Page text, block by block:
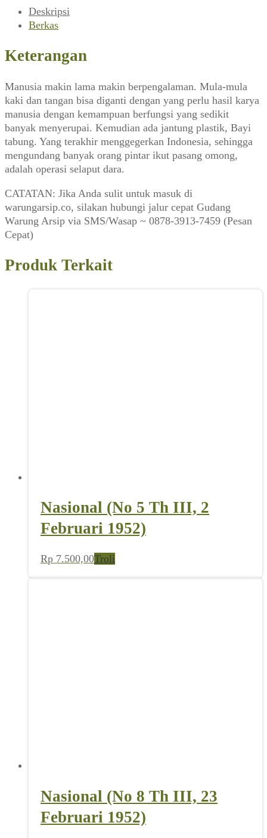
Januari
1984)
Deskripsi
Berkas
Keterangan
Manusia makin lama makin berpengalaman. Mula-mula
kaki dan tangan bisa diganti dengan yang perlu hasil karya
manusia dengan kemampuan berfungsi yang sedikit
banyak menyerupai. Kemudian ada jantung plastik, Bayi
tabung. Yang terakhir menggegerkan Indonesia, sehingga
mengundang banyak orang pintar ikut pasang omong,
adalah operasi selaput dara.
CATATAN: Jika Anda sulit untuk masuk di
warungarsip.co, silakan hubungi jalur cepat Gudang
Warung Arsip via SMS/Wasap ~ 0878-3913-7459 (Pesan
Cepat)
Produk Terkait
Nasional (No 5 Th III, 2
Februari 1952)
Rp 7.500,00Troli
Nasional (No 8 Th III, 23
Februari 1952)